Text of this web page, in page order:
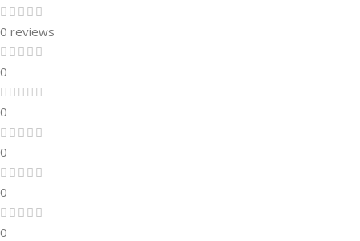
0 reviews
0
0
0
0
0